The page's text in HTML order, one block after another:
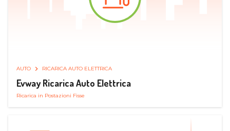
AUTO RICARICA AUTO ELETTRICA
Evway Ricarica Auto Elettrica
Ricarica in Postazioni Fisse